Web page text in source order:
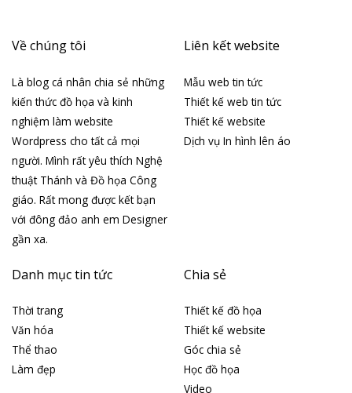
Về chúng tôi
Là blog cá nhân chia sẻ những
kiến thức đồ họa và kinh
nghiệm làm website
Wordpress cho tất cả mọi
người. Mình rất yêu thích Nghệ
thuật Thánh và Đồ họa Công
giáo. Rất mong được kết bạn
với đông đảo anh em Designer
gần xa.
Liên kết website
Mẫu web tin tức
Thiết kế web tin tức
Thiết kế website
Dịch vụ In hình lên áo
Danh mục tin tức
Thời trang
Văn hóa
Thể thao
Làm đẹp
Chia sẻ
Thiết kế đồ họa
Thiết kế website
Góc chia sẻ
Học đồ họa
Video